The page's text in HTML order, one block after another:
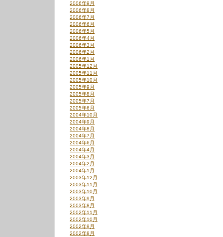
2006年9月
2006年8月
2006年7月
2006年6月
2006年5月
2006年4月
2006年3月
2006年2月
2006年1月
2005年12月
2005年11月
2005年10月
2005年9月
2005年8月
2005年7月
2005年6月
2004年10月
2004年9月
2004年8月
2004年7月
2004年6月
2004年4月
2004年3月
2004年2月
2004年1月
2003年12月
2003年11月
2003年10月
2003年9月
2003年8月
2002年11月
2002年10月
2002年9月
2002年8月